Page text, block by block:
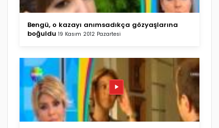
Bengü, o kazayı anımsadıkça gözyaşlarına
boğuldu 19 Kasım 2012 Pazartesi